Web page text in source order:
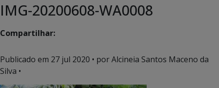
IMG-20200608-WA0008
Compartilhar:
Publicado em 27 jul 2020 • por Alcineia Santos Maceno da
Silva •